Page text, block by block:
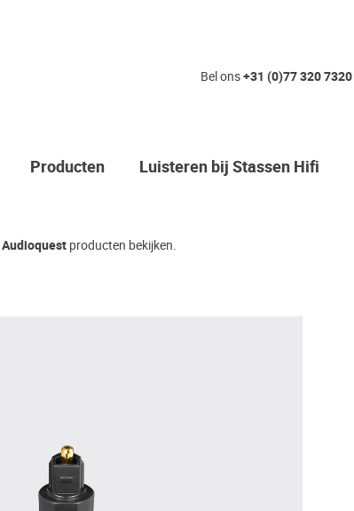
Bel ons+31 (0)77 320 7320
Producten Luisteren bij Stassen Hifi
Audioquest producten bekijken.